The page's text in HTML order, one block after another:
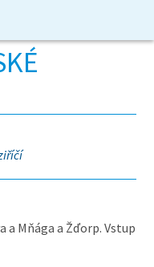
a Mňága a Žďorp. Vstup